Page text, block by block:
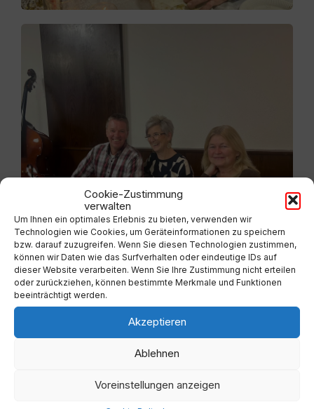
Cookie-Zustimmung
verwalten
Um Ihnen ein optimales Erlebnis zu bieten, verwenden wir
Technologien wie Cookies, um Geräteinformationen zu speichern
bzw. darauf zuzugreifen. Wenn Sie diesen Technologien zustimmen,
können wir Daten wie das Surfverhalten oder eindeutige IDs auf
dieser Website verarbeiten. Wenn Sie Ihre Zustimmung nicht erteilen
oder zurückziehen, können bestimmte Merkmale und Funktionen
beeinträchtigt werden.
Akzeptieren
Ablehnen
Voreinstellungen anzeigen